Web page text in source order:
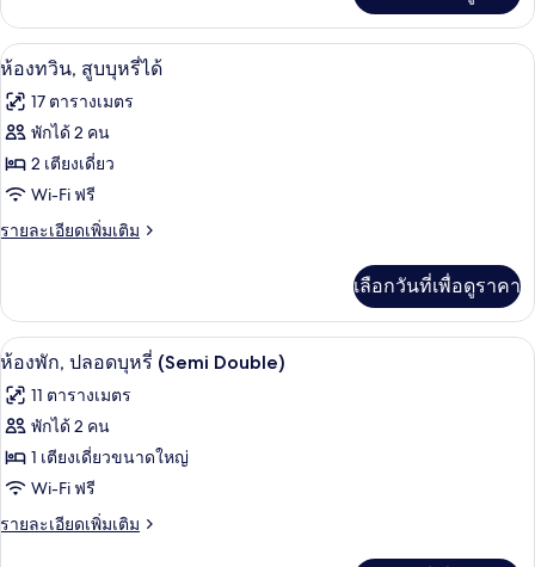
บุหรี่
เกี่ยว
กับ
ห้อง
น,
ปลอด
เปิด
ภาพถ่าย
ทั้งหมด
ของ
ห้อง
ทวิน,
บุหรี่
ได้
โต๊ะทำงาน, เตารีด/โต๊ะรีดผ้า, Wi-Fi ฟรี
7
ห้องทวิน, สูบบุหรี่ได้
17 ตารางเมตร
พักได้ 2 คน
2 เตียงเดี่ยว
Wi-Fi ฟรี
รายละเอียดเพิ่มเติม
ราย
เกี่ยว
กับ
ห้อง
น,
สูบ
ได้
เลือกวันที่เพื่อดูราคา
เปิด
ภาพถ่าย
ทั้งหมด
ของ
ห้อง
พัก,
โต๊ะทำงาน, เตารีด/โต๊ะรีดผ้า, Wi-Fi ฟรี
7
ห้องพัก, ปลอดบุหรี่ (Semi Double)
11 ตารางเมตร
พักได้ 2 คน
1 เตียงเดี่ยวขนาดใหญ่
Wi-Fi ฟรี
รายละเอียดเพิ่มเติม
ราย